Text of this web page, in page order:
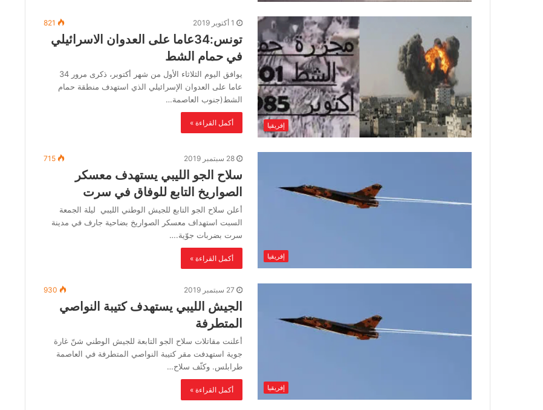
إفريقيا
1 أكتوبر 2019 821
تونس:34عاما على العدوان الاسرائيلي
في حمام الشط
يوافق اليوم الثلاثاء الأول من شهر أكتوبر، ذكرى مرور 34
عاما على العدوان الإسرائيلي الذي استهدف منطقة حمام
الشط(جنوب العاصمة…
أكمل القراءة »
إفريقيا
28 سبتمبر 2019 715
سلاح الجو الليبي يستهدف معسكر
الصواريخ التابع للوفاق في سرت
أعلن سلاح الجو التابع للجيش الوطني الليبي ليلة الجمعة
السبت استهداف معسكر الصواريخ بضاحية جارف في مدينة
سرت بضربات جوّية.…
أكمل القراءة »
إفريقيا
27 سبتمبر 2019 930
الجيش الليبي يستهدف كتيبة النواصي
المتطرفة
أعلنت مقاتلات سلاح الجو التابعة للجيش الوطني شنّ غارة
جوية استهدفت مقر كتيبة النواصي المتطرفة في العاصمة
طرابلس. وكثّف سلاح…
أكمل القراءة »